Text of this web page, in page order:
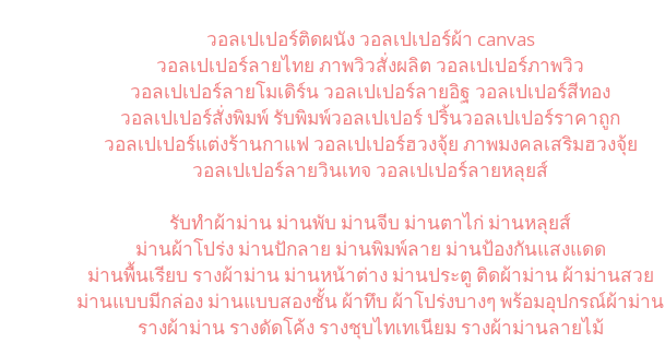
วอลเปเปอร์ติดผนัง วอลเปเปอร์ผ้า canvas
วอลเปเปอร์ลายไทย ภาพวิวสั่งผลิต วอลเปเปอร์ภาพวิว
วอลเปเปอร์ลายโมเดิร์น วอลเปเปอร์ลายอิฐ วอลเปเปอร์สีทอง
วอลเปเปอร์สั่งพิมพ์ รับพิมพ์วอลเปเปอร์ ปริ้นวอลเปเปอร์ราคาถูก
วอลเปเปอร์แต่งร้านกาแฟ วอลเปเปอร์ฮวงจุ้ย ภาพมงคลเสริมฮวงจุ้ย
วอลเปเปอร์ลายวินเทจ วอลเปเปอร์ลายหลุยส์
รับทำผ้าม่าน ม่านพับ ม่านจีบ ม่านตาไก่ ม่านหลุยส์
ม่านผ้าโปร่ง ม่านปักลาย ม่านพิมพ์ลาย ม่านป้องกันแสงแดด
ม่านพื้นเรียบ รางผ้าม่าน ม่านหน้าต่าง ม่านประตู ติดผ้าม่าน ผ้าม่านสวย
ม่านแบบมีกล่อง ม่านแบบสองชั้น ผ้าทึบ ผ้าโปร่งบางๆ พร้อมอุปกรณ์ผ้าม่าน
รางผ้าม่าน รางดัดโค้ง รางชุบไทเทเนียม รางผ้าม่านลายไม้